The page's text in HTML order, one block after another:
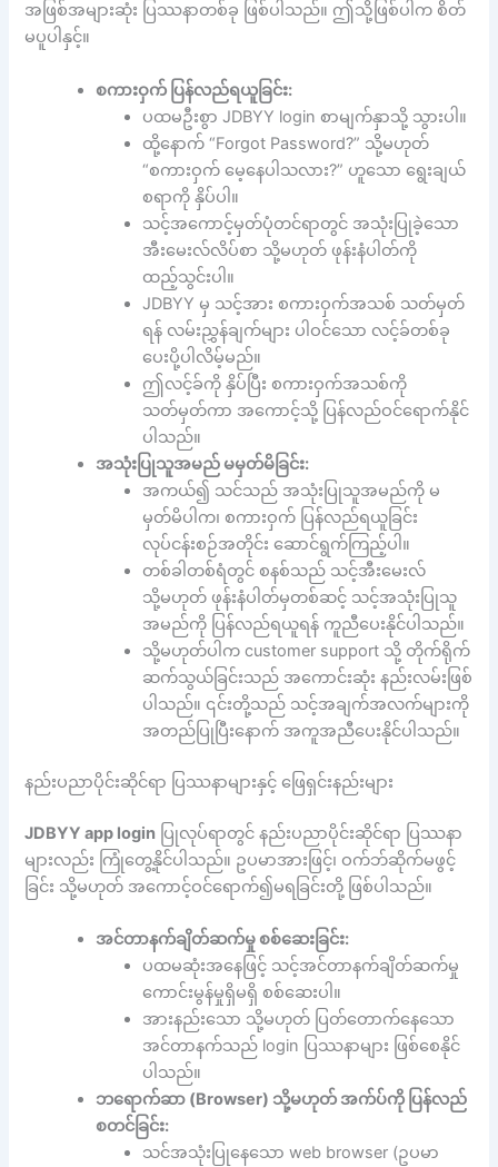
အဖြစ်အများဆုံး ပြဿနာတစ်ခု ဖြစ်ပါသည်။ ဤသို့ဖြစ်ပါက စိတ်
မပူပါနှင့်။
စကားဝှက် ပြန်လည်ရယူခြင်း:
ပထမဦးစွာ JDBYY login စာမျက်နှာသို့ သွားပါ။
ထို့နောက် “Forgot Password?” သို့မဟုတ်
“စကားဝှက် မေ့နေပါသလား?” ဟူသော ရွေးချယ်
စရာကို နှိပ်ပါ။
သင့်အကောင့်မှတ်ပုံတင်ရာတွင် အသုံးပြုခဲ့သော
အီးမေးလ်လိပ်စာ သို့မဟုတ် ဖုန်းနံပါတ်ကို
ထည့်သွင်းပါ။
JDBYY မှ သင့်အား စကားဝှက်အသစ် သတ်မှတ်
ရန် လမ်းညွှန်ချက်များ ပါဝင်သော လင့်ခ်တစ်ခု
ပေးပို့ပါလိမ့်မည်။
ဤလင့်ခ်ကို နှိပ်ပြီး စကားဝှက်အသစ်ကို
သတ်မှတ်ကာ အကောင့်သို့ ပြန်လည်ဝင်ရောက်နိုင်
ပါသည်။
အသုံးပြုသူအမည် မမှတ်မိခြင်း:
အကယ်၍ သင်သည် အသုံးပြုသူအမည်ကို မ
မှတ်မိပါက၊ စကားဝှက် ပြန်လည်ရယူခြင်း
လုပ်ငန်းစဉ်အတိုင်း ဆောင်ရွက်ကြည့်ပါ။
တစ်ခါတစ်ရံတွင် စနစ်သည် သင့်အီးမေးလ်
သို့မဟုတ် ဖုန်းနံပါတ်မှတစ်ဆင့် သင့်အသုံးပြုသူ
အမည်ကို ပြန်လည်ရယူရန် ကူညီပေးနိုင်ပါသည်။
သို့မဟုတ်ပါက customer support သို့ တိုက်ရိုက်
ဆက်သွယ်ခြင်းသည် အကောင်းဆုံး နည်းလမ်းဖြစ်
ပါသည်။ ၎င်းတို့သည် သင့်အချက်အလက်များကို
အတည်ပြုပြီးနောက် အကူအညီပေးနိုင်ပါသည်။
နည်းပညာပိုင်းဆိုင်ရာ ပြဿနာများနှင့် ဖြေရှင်းနည်းများ
JDBYY app login ပြုလုပ်ရာတွင် နည်းပညာပိုင်းဆိုင်ရာ ပြဿနာ
များလည်း ကြုံတွေ့နိုင်ပါသည်။ ဥပမာအားဖြင့်၊ ဝက်ဘ်ဆိုက်မဖွင့်
ခြင်း သို့မဟုတ် အကောင့်ဝင်ရောက်၍မရခြင်းတို့ ဖြစ်ပါသည်။
အင်တာနက်ချိတ်ဆက်မှု စစ်ဆေးခြင်း:
ပထမဆုံးအနေဖြင့် သင့်အင်တာနက်ချိတ်ဆက်မှု
ကောင်းမွန်မှုရှိမရှိ စစ်ဆေးပါ။
အားနည်းသော သို့မဟုတ် ပြတ်တောက်နေသော
အင်တာနက်သည် login ပြဿနာများ ဖြစ်စေနိုင်
ပါသည်။
ဘရောက်ဆာ (Browser) သို့မဟုတ် အက်ပ်ကို ပြန်လည်
စတင်ခြင်း:
သင်အသုံးပြုနေသော web browser (ဥပမာ